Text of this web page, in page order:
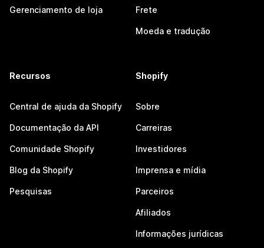
Gerenciamento de loja Frete
Moeda e tradução
Recursos
Central de ajuda da Shopify
Documentação da API
Comunidade Shopify
Blog da Shopify
Pesquisas
Shopify
Sobre
Carreiras
Investidores
Imprensa e mídia
Parceiros
Afiliados
Informações jurídicas